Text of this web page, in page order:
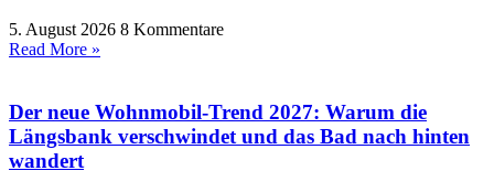
5. August 2026 8 Kommentare
Read More »
Der neue Wohnmobil-Trend 2027: Warum die
Längsbank verschwindet und das Bad nach hinten
wandert